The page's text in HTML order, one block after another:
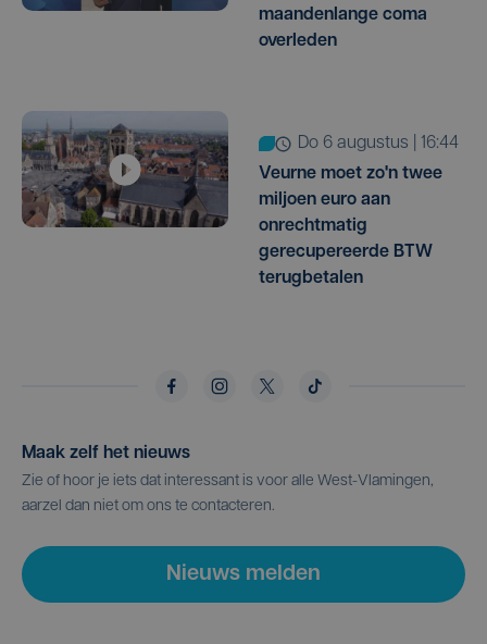
maandenlange coma
overleden
do 6 augustus | 16:44
Veurne moet zo'n twee
miljoen euro aan
onrechtmatig
gerecupereerde BTW
terugbetalen
Maak zelf het nieuws
Zie of hoor je iets dat interessant is voor alle West-Vlamingen,
aarzel dan niet om ons te contacteren.
Nieuws melden